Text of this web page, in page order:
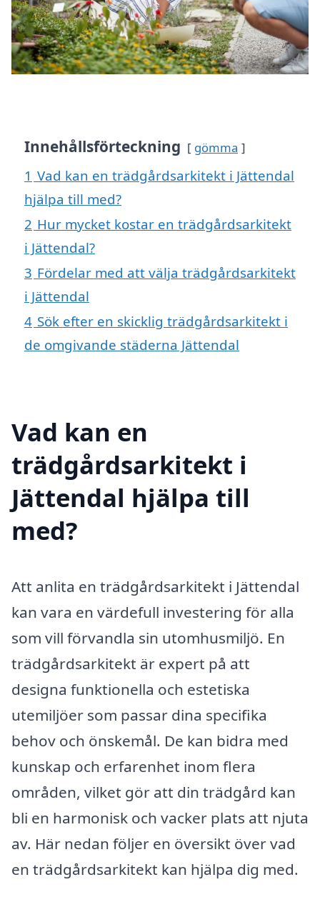
Innehållsförteckning gömma
1 Vad kan en trädgårdsarkitekt i Jättendal
hjälpa till med?
2 Hur mycket kostar en trädgårdsarkitekt
i Jättendal?
3 Fördelar med att välja trädgårdsarkitekt
i Jättendal
4 Sök efter en skicklig trädgårdsarkitekt i
de omgivande städerna Jättendal
Vad kan en
trädgårdsarkitekt i
Jättendal hjälpa till
med?
Att anlita en trädgårdsarkitekt i Jättendal
kan vara en värdefull investering för alla
som vill förvandla sin utomhusmiljö. En
trädgårdsarkitekt är expert på att
designa funktionella och estetiska
utemiljöer som passar dina specifika
behov och önskemål. De kan bidra med
kunskap och erfarenhet inom flera
områden, vilket gör att din trädgård kan
bli en harmonisk och vacker plats att njuta
av. Här nedan följer en översikt över vad
en trädgårdsarkitekt kan hjälpa dig med.